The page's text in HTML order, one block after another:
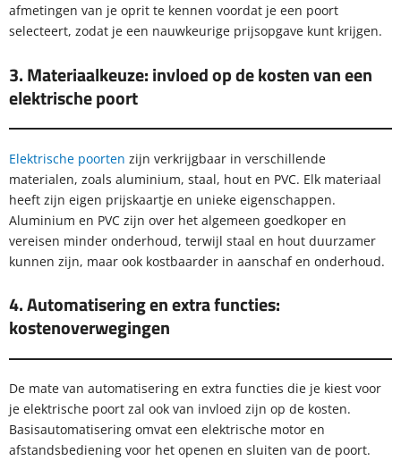
afmetingen van je oprit te kennen voordat je een poort
selecteert, zodat je een nauwkeurige prijsopgave kunt krijgen.
3. Materiaalkeuze: invloed op de kosten van een
elektrische poort
Elektrische poorten zijn verkrijgbaar in verschillende
materialen, zoals aluminium, staal, hout en PVC. Elk materiaal
heeft zijn eigen prijskaartje en unieke eigenschappen.
Aluminium en PVC zijn over het algemeen goedkoper en
vereisen minder onderhoud, terwijl staal en hout duurzamer
kunnen zijn, maar ook kostbaarder in aanschaf en onderhoud.
4. Automatisering en extra functies:
kostenoverwegingen
De mate van automatisering en extra functies die je kiest voor
je elektrische poort zal ook van invloed zijn op de kosten.
Basisautomatisering omvat een elektrische motor en
afstandsbediening voor het openen en sluiten van de poort.